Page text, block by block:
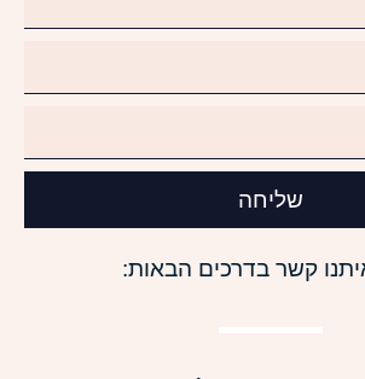
שליחה
קשר בדרכים הבאות: